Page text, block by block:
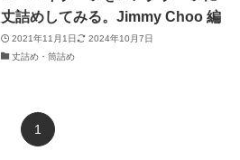
丈詰めしてみる。Jimmy Choo 編
2021年11月1日
2024年10月7日
丈詰め・筒詰め
1